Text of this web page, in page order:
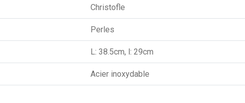
Christofle
Perles
L: 38.5cm, l: 29cm
Acier inoxydable